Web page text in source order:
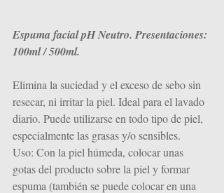
Espuma facial pH Neutro. Presentaciones:
100ml / 500ml.
Elimina la suciedad y el exceso de sebo sin
resecar, ni irritar la piel. Ideal para el lavado
diario. Puede utilizarse en todo tipo de piel,
especialmente las grasas y/o sensibles.
Uso: Con la piel húmeda, colocar unas
gotas del producto sobre la piel y formar
espuma (también se puede colocar en una